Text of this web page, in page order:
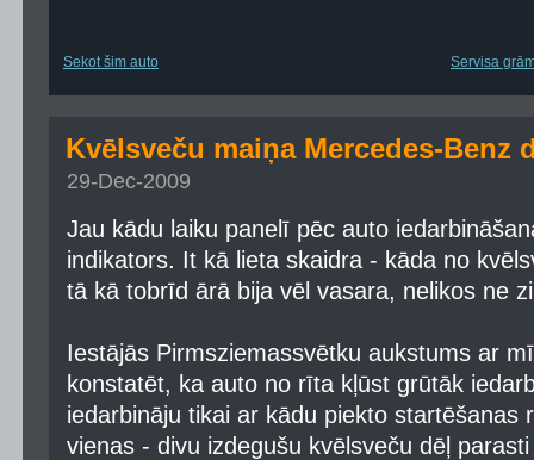
Sekot šim auto Servisa
Kvēlsveču maiņa Mercedes-Benz
29-Dec-2009
Jau kādu laiku panelī pēc auto
indikators. It kā lieta skaidra - kāda no
tā kā tobrīd ārā bija vēl vasara, nelikos ne
Iestājās Pirmsziemassvētku aukstums ar
konstatēt, ka auto no rīta kļūst grūtāk
iedarbināju tikai ar kādu piekto startēšanas
vienas - divu izdegušu kvēlsveču dēļ